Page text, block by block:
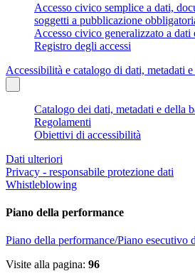
Accesso civico semplice a dati,
soggetti a pubblicazione
Accesso civico generalizzato a
Registro degli accessi
Accessibilità e catalogo di dati, metadati e
Catalogo dei dati, metadati e della
Regolamenti
Obiettivi di accessibilità
Dati ulteriori
Privacy - responsabile protezione dati
Whistleblowing
Piano della performance
Piano della performance/Piano esecutivo
Visite alla pagina: 96